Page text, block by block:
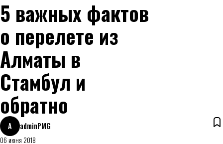
5 важных фактов
о перелете из
Алматы в
Стамбул и
обратно
A
adminPMG
06 июня 2018